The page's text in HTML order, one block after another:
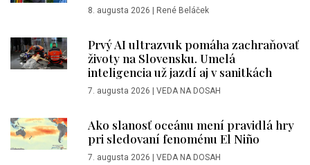
8. augusta 2026 | René Beláček
Prvý AI ultrazvuk pomáha zachraňovať
životy na Slovensku. Umelá
inteligencia už jazdí aj v sanitkách
7. augusta 2026 | VEDA NA DOSAH
Ako slanosť oceánu mení pravidlá hry
pri sledovaní fenoménu El Niño
7. augusta 2026 | VEDA NA DOSAH